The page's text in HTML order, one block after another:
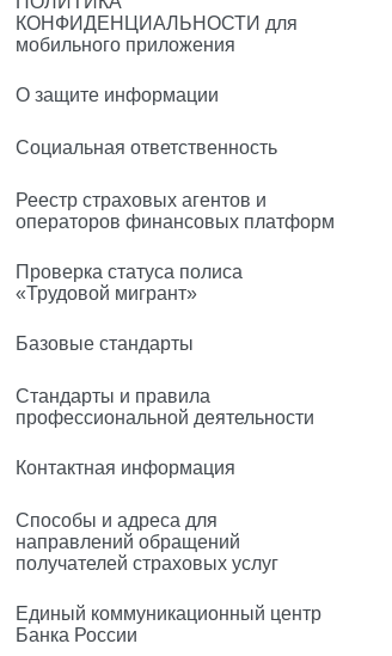
КОНФИДЕНЦИАЛЬНОСТИ для
мобильного приложения
О защите информации
Социальная ответственность
Реестр страховых агентов и
операторов финансовых платформ
Проверка статуса полиса
«Трудовой мигрант»
Базовые стандарты
Стандарты и правила
профессиональной деятельности
Контактная информация
Способы и адреса для
направлений обращений
получателей страховых услуг
Единый коммуникационный центр
Банка России